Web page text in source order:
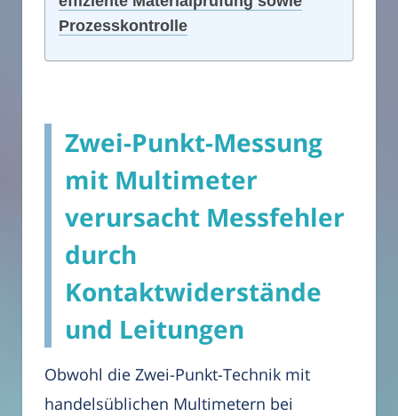
Prozesskontrolle
Zwei-Punkt-Messung
mit Multimeter
verursacht Messfehler
durch
Kontaktwiderstände
und Leitungen
Obwohl die Zwei-Punkt-Technik mit
handelsüblichen Multimetern bei